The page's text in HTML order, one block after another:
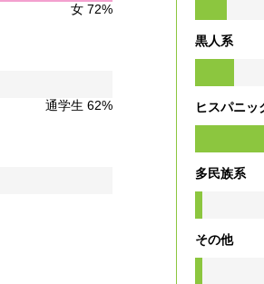
女 72%
通学生 62%
黒人系
ヒスパニッ
多民族系
その他